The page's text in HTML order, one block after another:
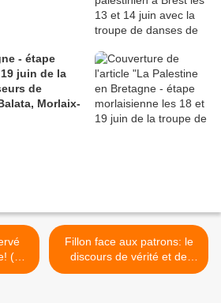
- étape
juin de la
de
Morlaix-
(Le
4
Fillon face aux patrons: le
discours de vérité et de
courage du candidat du